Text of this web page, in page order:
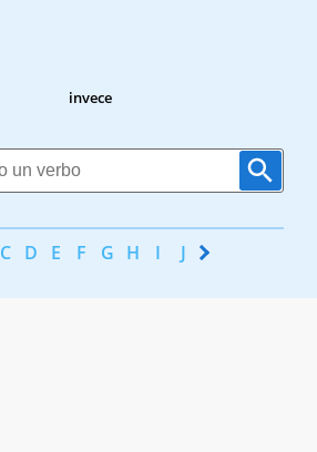
invece
C D E F G H I J K